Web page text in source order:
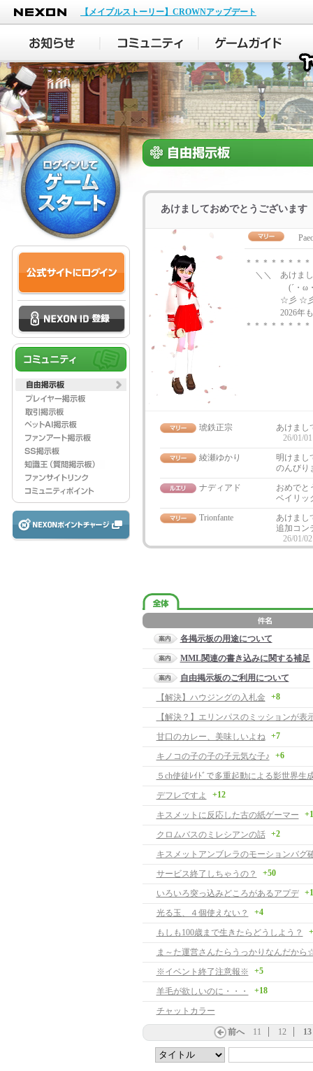
NEXON
【メイプルストーリー】CROWNアップデート
あけましておめでとうございます
＊＊＊＊＊＊＊
＼＼ あけまし
(´・ω・`) (´
☆彡 ☆彡☆
2026年もハ
＊＊＊＊＊＊＊
琥鉄正宗
あけまし
26/01/
綾瀬ゆかり
明けまし
のんび
ナディアド
おめでと
ベイリッ
Trionfante
あけまし
追加コン
26/01/
各掲示板の用途について
MML関連の書き込みに関する補足
自由掲示板のご利用について
【解決】ハウジングの入札金
+8
甘口のカレー、美味しいよね +7
キノコの子の子の子元気な子♪ +6
５ch使徒ﾚｲﾄﾞで多重起動による影世界生
デフレですよ
+12
キスメットに反応した古の紙ゲーマー +1
クロムバスのミレシアンの話 +2
キスメットアンブレラのモーションバグ
サービス終了しちゃうの？
+50
いろいろ突っ込みどころがあるアプデ
光る玉、４個使えない？ +4
もしも100歳まで生きたらどうしよう？
ま～た運営さんたらうっかりなんだから
※イベント終了注意報※
+5
羊毛が欲しいのに・・・ +18
チャットカラー
前へ 11 12 13